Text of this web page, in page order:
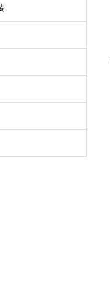
站入口
入口
站入口
入口
入口
入口
视频
看视频
视频
观看视频
观看视频
器
下载安装
安装
下载安装
安装
下载安装
方案